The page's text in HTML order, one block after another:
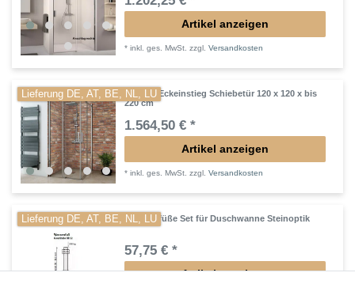
Artikel anzeigen
*inkl. ges. MwSt. zzgl.Versandkosten
Lieferung DE, AT, BE, NL, LUDusche Eckeinstieg Schiebetür 120 x 120 x bis
220 cm
1.564,50 € *
Artikel anzeigen
*inkl. ges. MwSt. zzgl.Versandkosten
Lieferung DE, AT, BE, NL, LUWannenfüße Set für Duschwanne Steinoptik
57,75 € *
Artikel anzeigen